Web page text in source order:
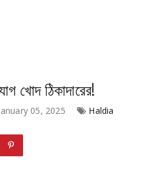
খোদ ঠিকাদারের!
05, 2025 Haldia